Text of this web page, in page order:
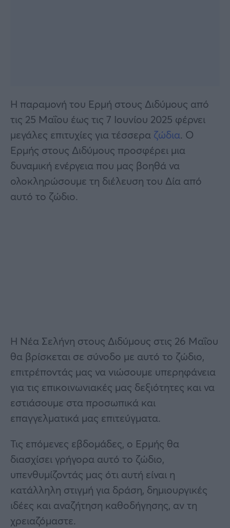
Η παραμονή του Ερμή στους Διδύμους από
τις 25 Μαΐου έως τις 7 Ιουνίου 2025 φέρνει
μεγάλες επιτυχίες για τέσσερα ζώδια. Ο
Ερμής στους Διδύμους προσφέρει μια
δυναμική ενέργεια που μας βοηθά να
ολοκληρώσουμε τη διέλευση του Δία από
αυτό το ζώδιο.
Η Νέα Σελήνη στους Διδύμους στις 26 Μαΐου
θα βρίσκεται σε σύνοδο με αυτό το ζώδιο,
επιτρέποντάς μας να νιώσουμε υπερηφάνεια
για τις επικοινωνιακές μας δεξιότητες και να
εστιάσουμε στα προσωπικά και
επαγγελματικά μας επιτεύγματα.
Τις επόμενες εβδομάδες, ο Ερμής θα
διασχίσει γρήγορα αυτό το ζώδιο,
υπενθυμίζοντάς μας ότι αυτή είναι η
κατάλληλη στιγμή για δράση, δημιουργικές
ιδέες και αναζήτηση καθοδήγησης, αν τη
χρειαζόμαστε.